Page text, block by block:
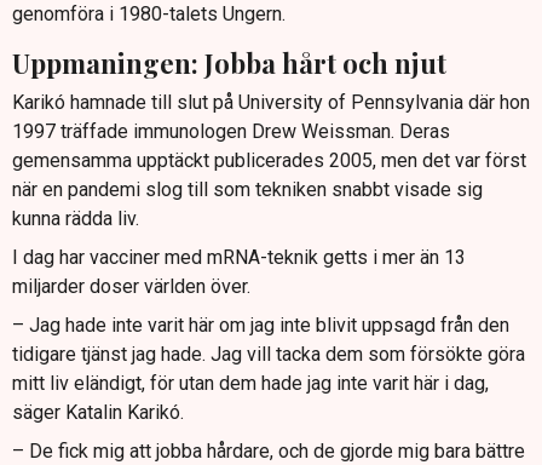
genomföra i 1980-talets Ungern.
Uppmaningen: Jobba hårt och njut
Karikó hamnade till slut på University of Pennsylvania där hon
1997 träffade immunologen Drew Weissman. Deras
gemensamma upptäckt publicerades 2005, men det var först
när en pandemi slog till som tekniken snabbt visade sig
kunna rädda liv.
I dag har vacciner med mRNA-teknik getts i mer än 13
miljarder doser världen över.
– Jag hade inte varit här om jag inte blivit uppsagd från den
tidigare tjänst jag hade. Jag vill tacka dem som försökte göra
mitt liv eländigt, för utan dem hade jag inte varit här i dag,
säger Katalin Karikó.
– De fick mig att jobba hårdare, och de gjorde mig bara bättre